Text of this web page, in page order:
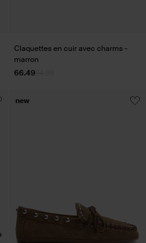
Claquettes en cuir avec charms -
marron
66.49
new